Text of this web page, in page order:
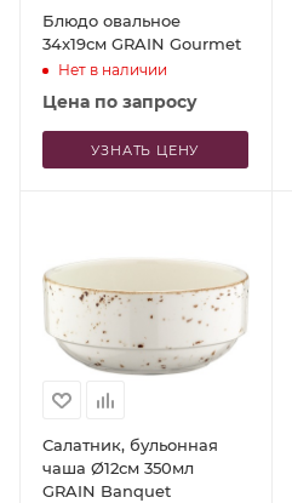
Блюдо овальное
34x19см GRAIN Gourmet
Нет в наличии
Цена по запросу
УЗНАТЬ ЦЕНУ
Салатник, бульонная
чаша Ø12см 350мл
GRAIN Banquet